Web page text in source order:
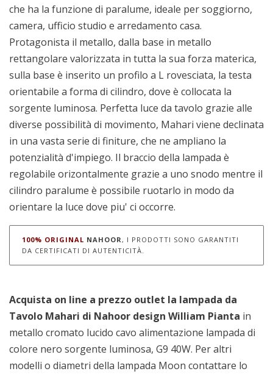
che ha la funzione di paralume, ideale per soggiorno,
camera, ufficio studio e arredamento casa.
Protagonista il metallo, dalla base in metallo
rettangolare valorizzata in tutta la sua forza materica,
sulla base è inserito un profilo a L rovesciata, la testa
orientabile a forma di cilindro, dove è collocata la
sorgente luminosa. Perfetta luce da tavolo grazie alle
diverse possibilità di movimento, Mahari viene declinata
in una vasta serie di finiture, che ne ampliano la
potenzialità d'impiego. Il braccio della lampada è
regolabile orizontalmente grazie a uno snodo mentre il
cilindro paralume è possibile ruotarlo in modo da
orientare la luce dove piu' ci occorre.
100% ORIGINAL NAHOOR , I PRODOTTI SONO GARANTITI
DA CERTIFICATI DI AUTENTICITÀ.
Acquista on line a prezzo outlet la lampada da
Tavolo Mahari di Nahoor design William Pianta in
metallo cromato lucido cavo alimentazione lampada di
colore nero sorgente luminosa, G9 40W. Per altri
modelli o diametri della lampada Moon contattare lo